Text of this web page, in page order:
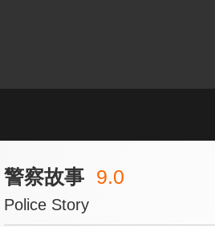
警察故事 9.0
Police Story